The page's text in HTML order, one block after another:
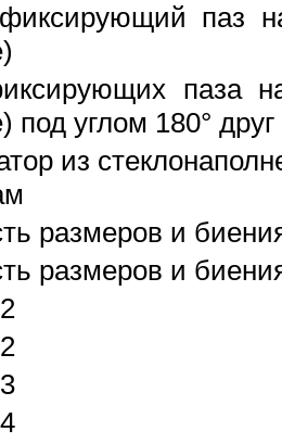
паз
паза
под углом 180° друг
из
размеров и
размеров и